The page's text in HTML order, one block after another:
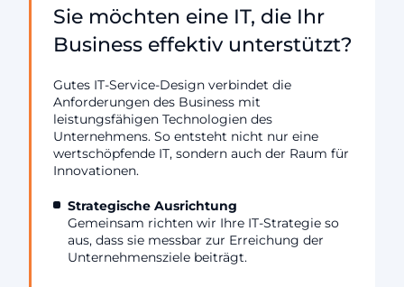
Sie möchten eine IT, die Ihr
Business effektiv unterstützt?
Gutes IT-Service-Design verbindet die
Anforderungen des Business mit
leistungsfähigen Technologien des
Unternehmens. So entsteht nicht nur eine
wertschöpfende IT, sondern auch der Raum für
Innovationen.
Strategische Ausrichtung
Gemeinsam richten wir Ihre IT-Strategie so
aus, dass sie messbar zur Erreichung der
Unternehmensziele beiträgt.